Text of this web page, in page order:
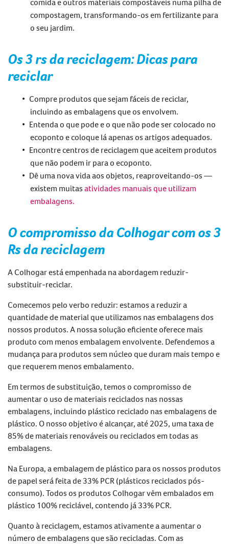
compostagem, transformando-os em fertilizante para
o seu jardim.
Os 3 rs da reciclagem: Dicas para
reciclar
Compre produtos que sejam fáceis de reciclar,
incluindo as embalagens que os envolvem.
Entenda o que pode e o que não pode ser colocado no
ecoponto e coloque lá apenas os artigos adequados.
Encontre centros de reciclagem que aceitem produtos
que não podem ir para o ecoponto.
Dê uma nova vida aos objetos, reaproveitando-os —
existem muitas atividades manuais que utilizam
embalagens.
O compromisso da Colhogar com os3
Rsda reciclagem
A Colhogar está empenhada na abordagem reduzir-
substituir-reciclar.
Comecemos pelo verbo reduzir: estamos a reduzir a
quantidade de material que utilizamos nas embalagens dos
nossos produtos. A nossa solução eficiente oferece mais
produto com menos embalagem envolvente. Defendemos a
mudança para produtos sem núcleo que duram mais tempo e
que requerem menos embalamento.
Em termos de substituição, temos o compromisso de
aumentar o uso de materiais reciclados nas nossas
embalagens, incluindo plástico reciclado nas embalagens de
plástico. O nosso objetivo é alcançar, até 2025, uma taxa de
85% de materiais renováveis ou reciclados em todas as
embalagens.
Na Europa, a embalagem de plástico para os nossos produtos
de papel será feita de 33% PCR (plásticos reciclados pós-
consumo). Todos os produtos Colhogar vêm embalados em
plástico 100% reciclável, contendo já 33% PCR.
Quanto à reciclagem, estamos ativamente a aumentaro
número deembalagens que são recicladas. Com as